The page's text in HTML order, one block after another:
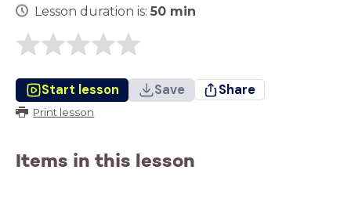
Lesson duration is: 50 min
Start lesson Save Share
Print lesson
Items in this lesson